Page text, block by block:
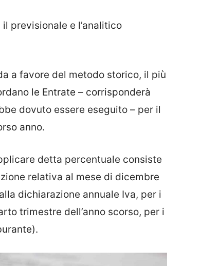
previsionale e l’analitico
a favore del metodo storico, il più
le Entrate – corrisponderà
dovuto essere eseguito – per il
anno.
detta percentuale consiste
relativa al mese di dicembre
dichiarazione annuale Iva, per i
trimestre dell’anno scorso, per i